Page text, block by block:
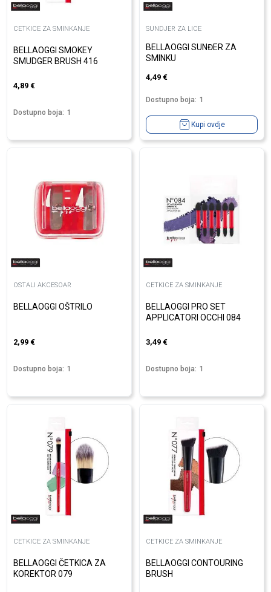
CETKICE ZA SMINKANJE
BELLAOGGI SMOKEY
SMUDGER BRUSH 416
4,89 €
Dostupno boja: 1
SUNDJER ZA LICE
BELLAOGGI SUNĐER ZA
SMINKU
4,49 €
Dostupno boja: 1
Kupi ovdje
OSTALI AKCESOAR
BELLAOGGI OŠTRILO
2,99 €
Dostupno boja: 1
CETKICE ZA SMINKANJE
BELLAOGGI PRO SET
APPLICATORI OCCHI 084
3,49 €
Dostupno boja: 1
CETKICE ZA SMINKANJE
BELLAOGGI ČETKICA ZA
KOREKTOR 079
CETKICE ZA SMINKANJE
BELLAOGGI CONTOURING
BRUSH